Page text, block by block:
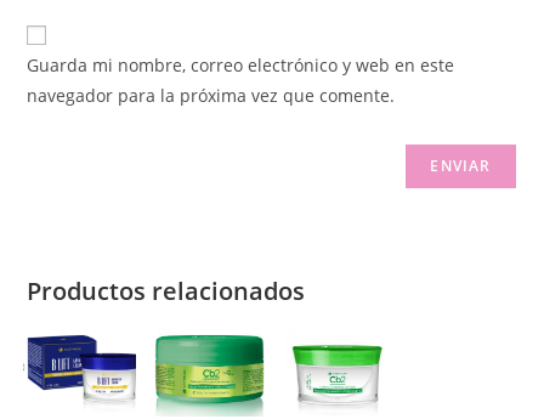
Guarda mi nombre, correo electrónico y web en este
navegador para la próxima vez que comente.
Productos relacionados